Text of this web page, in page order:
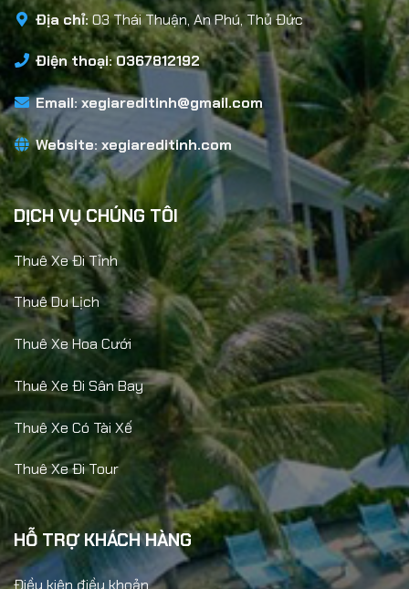
Địa chỉ:03 Thái Thuận, An Phú, Thủ Đức
Điện thoại: 0367812192
Email: xegiareditinh@gmail.com
Website: xegiareditinh.com
DỊCH VỤ CHÚNG TÔI
Thuê Xe Đi Tỉnh
Thuê Du Lịch
Thuê Xe Hoa Cưới
Thuê Xe Đi Sân Bay
Thuê Xe Có Tài Xế
Thuê Xe Đi Tour
HỖ TRỢ KHÁCH HÀNG
Điều kiện điều khoản